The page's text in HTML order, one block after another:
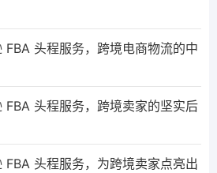
FBA 头程服务，跨境电商物流的中
FBA 头程服务，跨境卖家的坚实后
FBA 头程服务，为跨境卖家点亮出